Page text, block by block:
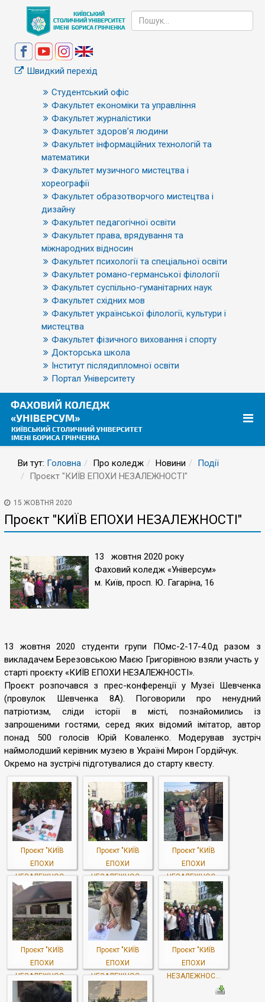
Швидкий перехід
Студентський офіс
Факультет економіки та управління
Факультет журналістики
Факультет здоров’я людини
Факультет інформаційних технологій та
математики
Факультет музичного мистецтва і
хореографії
Факультет образотворчого мистецтва і
дизайну
Факультет педагогічної освіти
Факультет права, врядування та
міжнародних відносин
Факультет психології та спеціальної освіти
Факультет романо-германської філології
Факультет суспільно-гуманітарних наук
Факультет східних мов
Факультет української філології, культури і
мистецтва
Факультет фізичного виховання і спорту
Докторська школа
Інститут післядипломної освіти
Портал Університету
Ви тут: Головна Про коледж Новини
Події
Проєкт "КИЇВ ЕПОХИ НЕЗАЛЕЖНОСТІ"
15 ЖОВТНЯ 2020
Проєкт "КИЇВ ЕПОХИ НЕЗАЛЕЖНОСТІ"
13 жовтня 2020 року
Фаховий коледж «Універсум»
м. Київ, просп. Ю. Гагаріна, 16
13 жовтня 2020 студенти групи ПОмс-2-17-4.0д разом з
викладачем Березовською Маєю Григорівною взяли участь у
старті проєкту «КИЇВ ЕПОХИ НЕЗАЛЕЖНОСТІ».
Проєкт розпочався з прес-конференції у Музеї Шевченка
(провулок Шевченка 8А). Поговорили про ненудний
патріотизм, сліди історії в місті, познайомились із
запрошеними гостями, серед яких відомий імітатор, автор
понад 500 голосів Юрій Коваленко. Модерував зустріч
наймолодший керівник музею в Україні Мирон Гордійчук.
Окремо на зустрічі підготувалися до старту квесту.
Проєкт "КИЇВ
ЕПОХИ
НЕЗАЛЕЖНОС...
Проєкт "КИЇВ
ЕПОХИ
НЕЗАЛЕЖНОС...
Проєкт "КИЇВ
ЕПОХИ
НЕЗАЛЕЖНОС...
Проєкт "КИЇВ
ЕПОХИ
НЕЗАЛЕЖНОС...
Проєкт "КИЇВ
ЕПОХИ
НЕЗАЛЕЖНОС...
Проєкт "КИЇВ
ЕПОХИ
НЕЗАЛЕЖНОС...